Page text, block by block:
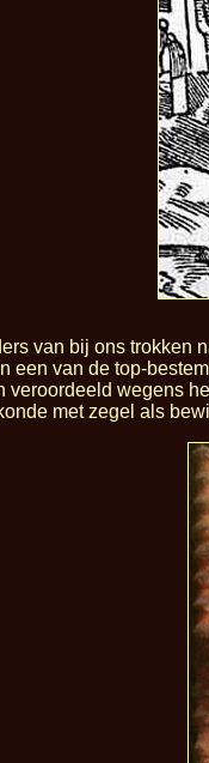
van bij ons trokken
een van de top-
veroordeeld wegens
met zegel als